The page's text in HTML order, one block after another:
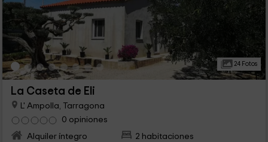
24 Fotos
La Caseta de Eli
L' Ampolla, Tarragona
0 opiniones
Alquiler íntegro
2 habitaciones